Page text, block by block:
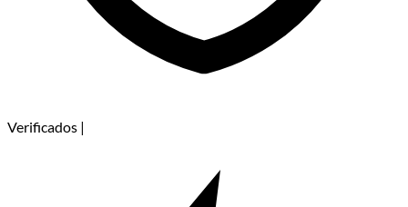
Verificados |